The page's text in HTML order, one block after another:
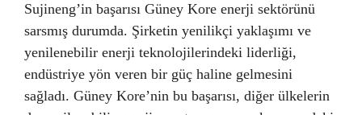
Sujineng’in başarısı Güney Kore enerji sektörünü
sarsmış durumda. Şirketin yenilikçi yaklaşımı ve
yenilenebilir enerji teknolojilerindeki liderliği,
endüstriye yön veren bir güç haline gelmesini
sağladı. Güney Kore’nin bu başarısı, diğer ülkelerin